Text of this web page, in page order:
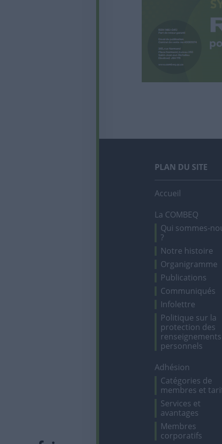
PLAN DU SITE
Accueil
La COMBEQ
Qui sommes-
?
Notre histoire
Organigramme
Publications
Communiqués
Infolettre
Politique sur la
protection des
renseignements
personnels
Adhésion
Catégories de
membres et
Services et
avantages
Membres
corporatifs